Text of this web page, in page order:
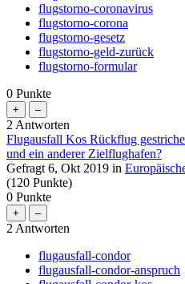
flugstorno-coronavirus
flugstorno-corona
flugstorno-gesetz
flugstorno-geld-zurück
flugstorno-formular
0 Punkte
2 Antworten
Flugausfall Kos Rückflug
und ein anderer Zielflughafen?
Gefragt 6, Okt 2019 in
(120 Punkte)
0 Punkte
2 Antworten
flugausfall-condor
flugausfall-condor-anspruch